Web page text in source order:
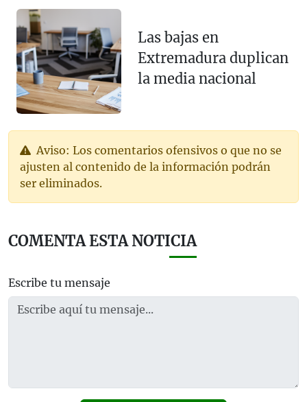
Las bajas en
Extremadura duplican
la media nacional
Aviso: Los comentarios ofensivos o que no se
ajusten al contenido de la información podrán
ser eliminados.
COMENTA ESTA NOTICIA
Escribe tu mensaje